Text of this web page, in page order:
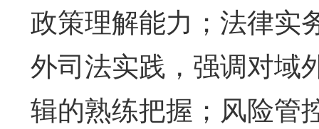
政策理解能力；法律实
外司法实践，强调对域
辑的熟练把握；风险管